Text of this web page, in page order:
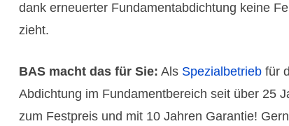
dank erneuer­ter Funda­ment­abdich­tung keine
zieht.
BAS macht das für Sie: Als Spezial­betriebfür
Abdich­tung im Funda­ment­bereich seit über 25
zum Fest­preis und mit 10 Jahren Garantie!